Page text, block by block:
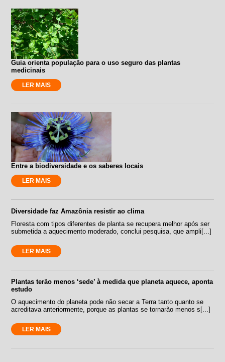
Guia orienta população para o uso seguro das plantas
medicinais
LER MAIS
Entre a biodiversidade e os saberes locais
LER MAIS
Diversidade faz Amazônia resistir ao clima
Floresta com tipos diferentes de planta se recupera melhor após ser
submetida a aquecimento moderado, conclui pesquisa, que ampli[...]
LER MAIS
Plantas terão menos ‘sede’ à medida que planeta aquece, aponta
estudo
O aquecimento do planeta pode não secar a Terra tanto quanto se
acreditava anteriormente, porque as plantas se tornarão menos s[...]
LER MAIS